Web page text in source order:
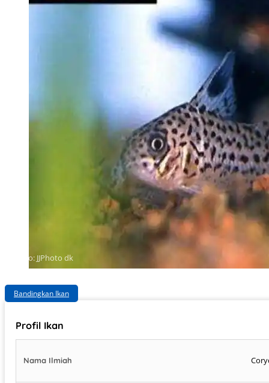
Photo: JJPhoto dk
Bandingkan Ikan
Profil Ikan
Nama Ilmiah